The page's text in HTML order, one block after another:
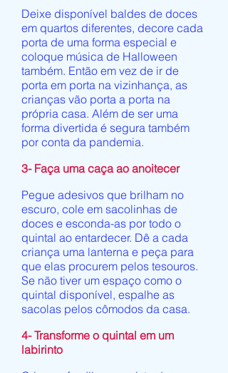
Deixe disponível baldes de doces
em quartos diferentes, decore cada
porta de uma forma especial e
coloque música de Halloween
também. Então em vez de ir de
porta em porta na vizinhança, as
crianças vão porta a porta na
própria casa. Além de ser uma
forma divertida é segura também
por conta da pandemia.
3- Faça uma caça ao anoitecer
Pegue adesivos que brilham no
escuro, cole em sacolinhas de
doces e esconda-as por todo o
quintal ao entardecer. Dê a cada
criança uma lanterna e peça para
que elas procurem pelos tesouros.
Se não tiver um espaço como o
quintal disponível, espalhe as
sacolas pelos cômodos da casa.
4- Transforme o quintal em um
labirinto